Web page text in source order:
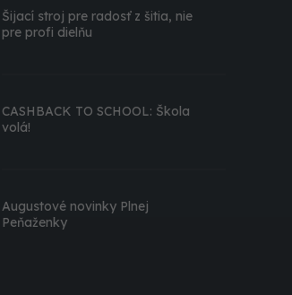
Šijací stroj pre radosť z šitia, nie
pre profi dielňu
CASHBACK TO SCHOOL: Škola
volá!
Augustové novinky Plnej
Peňaženky